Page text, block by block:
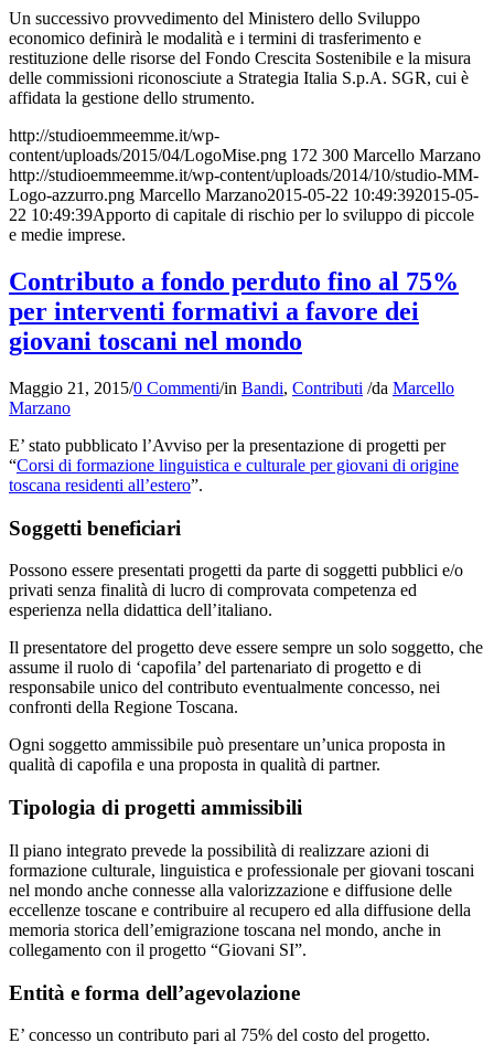
Un successivo provvedimento del Ministero dello Sviluppo
economico definirà le modalità e i termini di trasferimento e
restituzione delle risorse del Fondo Crescita Sostenibile e la misura
delle commissioni riconosciute a Strategia Italia S.p.A. SGR, cui è
affidata la gestione dello strumento.
http://studioemmeemme.it/wp-
content/uploads/2015/04/LogoMise.png 172 300 Marcello Marzano
http://studioemmeemme.it/wp-content/uploads/2014/10/studio-MM-
Logo-azzurro.png Marcello Marzano2015-05-22 10:49:392015-05-
22 10:49:39Apporto di capitale di rischio per lo sviluppo di piccole
e medie imprese.
Contributo a fondo perduto fino al 75%
per interventi formativi a favore dei
giovani toscani nel mondo
Maggio 21, 2015/0 Commenti/in Bandi, Contributi /da Marcello
Marzano
E’ stato pubblicato l’Avviso per la presentazione di progetti per
“Corsi di formazione linguistica e culturale per giovani di origine
toscana residenti all’estero”.
Soggetti beneficiari
Possono essere presentati progetti da parte di soggetti pubblici e/o
privati senza finalità di lucro di comprovata competenza ed
esperienza nella didattica dell’italiano.
Il presentatore del progetto deve essere sempre un solo soggetto, che
assume il ruolo di ‘capofila’ del partenariato di progetto e di
responsabile unico del contributo eventualmente concesso, nei
confronti della Regione Toscana.
Ogni soggetto ammissibile può presentare un’unica proposta in
qualità di capofila e una proposta in qualità di partner.
Tipologia di progetti ammissibili
Il piano integrato prevede la possibilità di realizzare azioni di
formazione culturale, linguistica e professionale per giovani toscani
nel mondo anche connesse alla valorizzazione e diffusione delle
eccellenze toscane e contribuire al recupero ed alla diffusione della
memoria storica dell’emigrazione toscana nel mondo, anche in
collegamento con il progetto “Giovani SI”.
Entità e forma dell’agevolazione
E’ concesso un contributo pari al 75% del costo del progetto.